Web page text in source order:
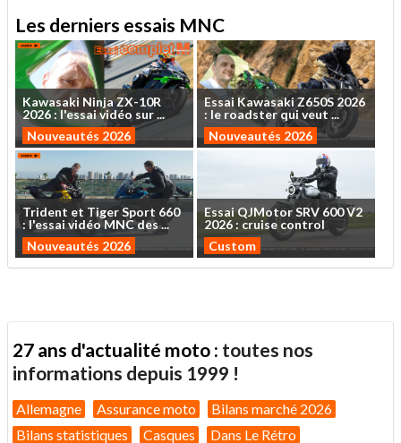
Les derniers essais MNC
Kawasaki NinjaZX-10R
2026: l'essaividéo sur...
Nouveautés 2026
Essai Kawasaki Z650S 2026
: le roadsterquiveut ...
Nouveautés 2026
Trident et TigerSport 660
: l'essaividéo MNCdes...
Nouveautés 2026
EssaiQJMotorSRV 600V2
2026 : cruise control
Custom
27 ans d'actualité moto : toutes nos
informations depuis 1999 !
Allemagne Assurance moto
Bilans marché 2026
Bilans statistiques
Casques Dans Le Rétro